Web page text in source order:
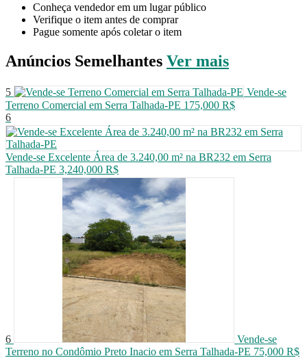
Conheça vendedor em um lugar público
Verifique o item antes de comprar
Pague somente após coletar o item
Anúncios Semelhantes Ver mais
5
Vende-se
Terreno Comercial em Serra Talhada-PE 175,000 R$
6
Vende-se Excelente Área de 3.240,00 m² na BR232 em Serra
Talhada-PE 3,240,000 R$
6
Vende-se
Terreno no Condômio Preto Inacio em Serra Talhada-PE 75,000 R$